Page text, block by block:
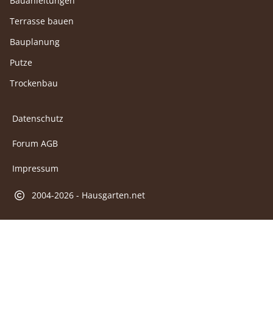
Terrasse bauen
Bauplanung
Putze
Trockenbau
Datenschutz
Forum AGB
Impressum
2004-2026 - Hausgarten.net